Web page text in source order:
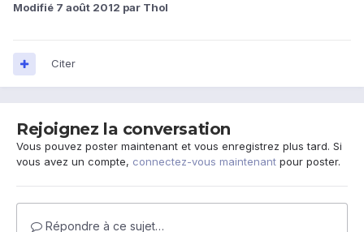
Modifié 7 août 2012 par Thol
Citer
Rejoignez la conversation
Vous pouvez poster maintenant et vous enregistrez plus tard. Si
vous avez un compte, connectez-vous maintenant pour poster.
Répondre à ce sujet…